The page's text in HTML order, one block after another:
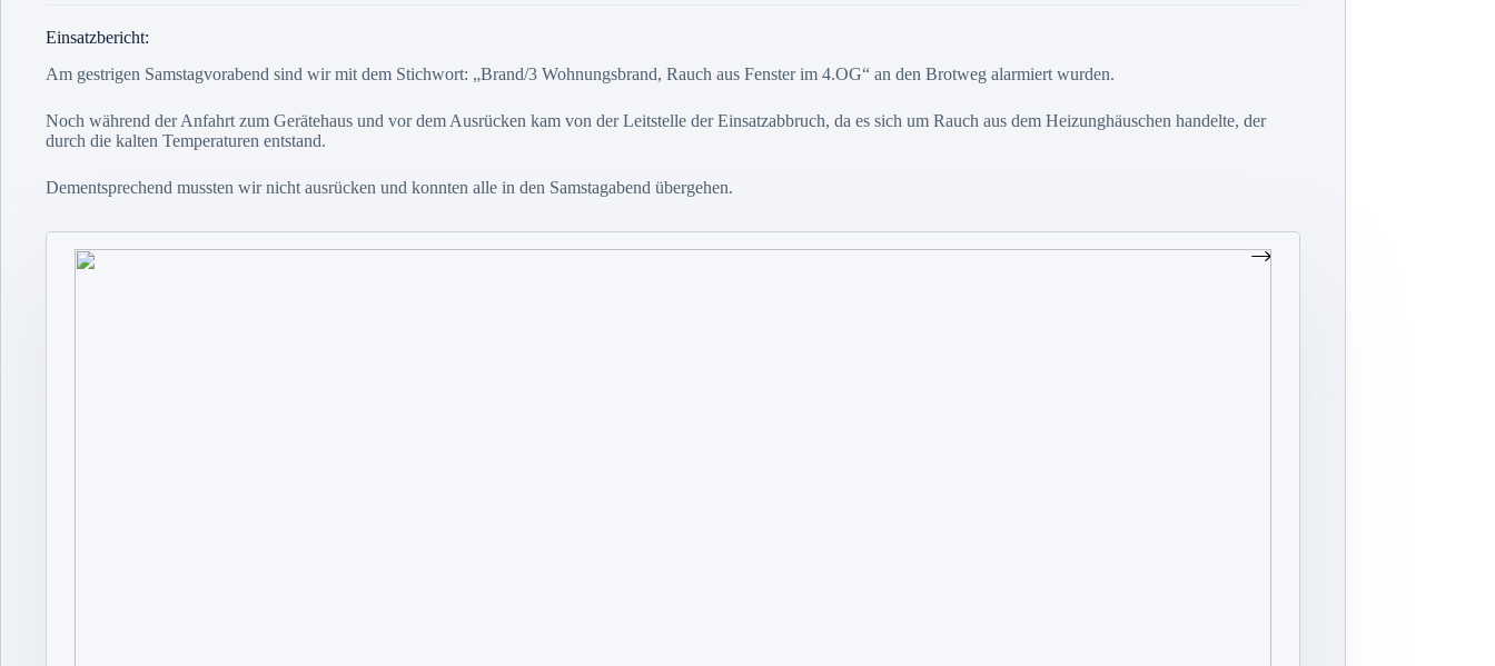
Einsatzbericht:
Am gestrigen Samstagvorabend sind wir mit dem Stichwort: „Brand/3 Wohnungsbrand, Rauch aus Fenster im 4.OG“ an den Brotweg alarmiert wurden.
Noch während der Anfahrt zum Gerätehaus und vor dem Ausrücken kam von der Leitstelle der Einsatzabbruch, da es sich um Rauch aus dem Heizunghäuschen handelte, der
durch die kalten Temperaturen entstand.
Dementsprechend mussten wir nicht ausrücken und konnten alle in den Samstagabend übergehen.